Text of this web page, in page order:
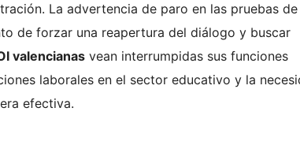
La advertencia de paro en las pruebas de
de forzar una reapertura del diálogo y buscar
valencianas vean interrumpidas sus funciones
laborales en el sector educativo y la
efectiva.